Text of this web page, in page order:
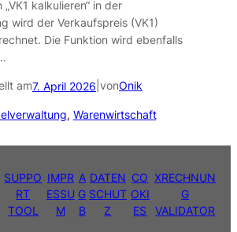
kalkulieren“ in der
wird der Verkaufspreis (VK1)
Die Funktion wird ebenfalls
am7. April 2026 vonOnik
, Warenwirtschaft
SUPPO
RT
TOOL
IMPR
ESSU
M
A
G
B
DATEN
SCHUT
Z
CO
OKI
ES
XRECHNUN
G
VALIDATOR